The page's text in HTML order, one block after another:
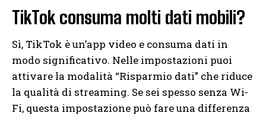
TikTok consuma molti dati mobili?
Sì, TikTok è un’app video e consuma dati in
modo significativo. Nelle impostazioni puoi
attivare la modalità “Risparmio dati” che riduce
la qualità di streaming. Se sei spesso senza Wi-
Fi, questa impostazione può fare una differenza